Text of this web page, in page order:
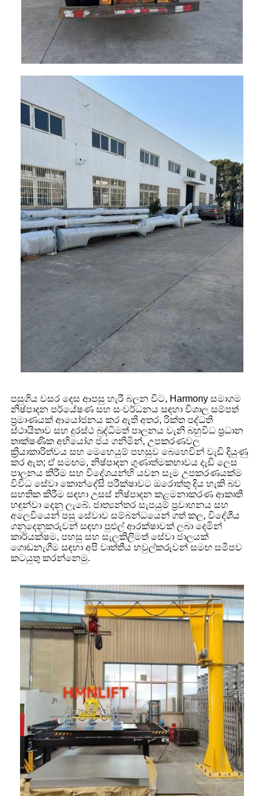
පසුගිය වසර දෙස ආපසු හැරී බලන විට, Harmony සමාගම
නිෂ්පාදන පර්යේෂණ සහ සංවර්ධනය සඳහා විශාල සම්පත්
ප්‍රමාණයක් ආයෝජනය කර ඇති අතර, රික්ත පද්ධති
ස්ථායිතාව සහ දුරස්ථ බුද්ධිමත් පාලනය වැනි බහුවිධ ප්‍රධාන
තාක්ෂණික අභියෝග ජය ගනිමින්, උපකරණවල
ක්‍රියාකාරිත්වය සහ මෙහෙයුම් පහසුව බෙහෙවින් වැඩි දියුණු
කර ඇත; ඒ සමඟම, නිෂ්පාදන ගුණාත්මකභාවය දැඩි ලෙස
පාලනය කිරීම සහ විදේශයන්හි යවන සෑම උපකරණයක්ම
විවිධ සේවා කොන්දේසි පරීක්ෂාවට ඔරොත්තු දිය හැකි බව
සහතික කිරීම සඳහා උසස් නිෂ්පාදන කළමනාකරණ ආකෘති
හඳුන්වා දෙනු ලැබේ. ජාත්‍යන්තර සැපයුම් ප්‍රවාහනය සහ
අලෙවියෙන් පසු සේවාව සම්බන්ධයෙන් ගත් කල, විදේශීය
ගනුදෙනුකරුවන් සඳහා පුළුල් ආරක්ෂාවක් ලබා දෙමින්
කාර්යක්ෂම, පහසු සහ සැලකිලිමත් සේවා ජාලයක්
ගොඩනැගීම සඳහා අපි වෘත්තීය හවුල්කරුවන් සමඟ සමීපව
කටයුතු කරන්නෙමු.